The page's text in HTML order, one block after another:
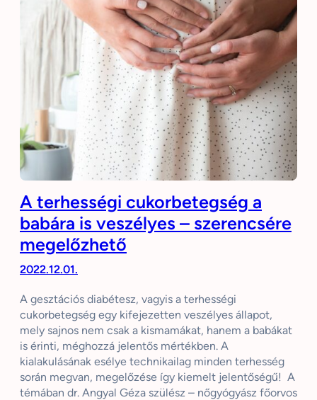
A terhességi cukorbetegség a
babára is veszélyes – szerencsére
megelőzhető
2022.12.01.
A gesztációs diabétesz, vagyis a terhességi
cukorbetegség egy kifejezetten veszélyes állapot,
mely sajnos nem csak a kismamákat, hanem a babákat
is érinti, méghozzá jelentős mértékben. A
kialakulásának esélye technikailag minden terhesség
során megvan, megelőzése így kiemelt jelentőségű! A
témában dr. Angyal Géza szülész – nőgyógyász főorvos